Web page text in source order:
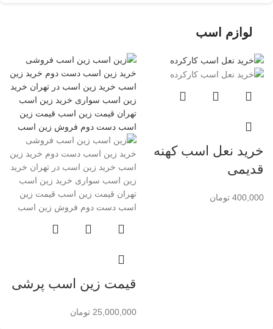
لوازم اسب
خرید نعل اسب کهنه
قدیمی
400,000 تومان
قیمت زین اسب پرشی
25,000,000 تومان